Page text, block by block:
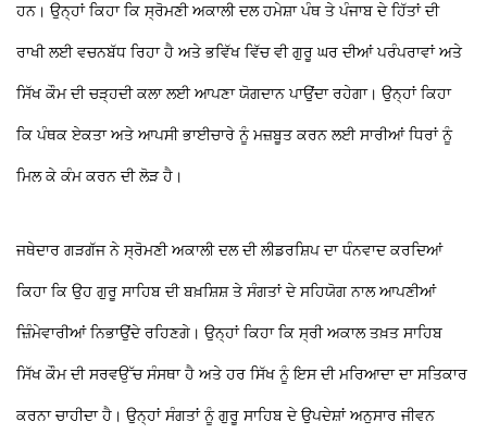
ਹਨ। ਉਨ੍ਹਾਂ ਕਿਹਾ ਕਿ ਸ੍ਰੋਮਣੀ ਅਕਾਲੀ ਦਲ ਹਮੇਸ਼ਾ ਪੰਥ ਤੇ ਪੰਜਾਬ ਦੇ ਹਿੱਤਾਂ ਦੀ
ਰਾਖੀ ਲਈ ਵਚਨਬੱਧ ਰਿਹਾ ਹੈ ਅਤੇ ਭਵਿੱਖ ਵਿੱਚ ਵੀ ਗੁਰੂ ਘਰ ਦੀਆਂ ਪਰੰਪਰਾਵਾਂ ਅਤੇ
ਸਿੱਖ ਕੌਮ ਦੀ ਚੜ੍ਹਦੀ ਕਲਾ ਲਈ ਆਪਣਾ ਯੋਗਦਾਨ ਪਾਉਂਦਾ ਰਹੇਗਾ। ਉਨ੍ਹਾਂ ਕਿਹਾ
ਕਿ ਪੰਥਕ ਏਕਤਾ ਅਤੇ ਆਪਸੀ ਭਾਈਚਾਰੇ ਨੂੰ ਮਜ਼ਬੂਤ ਕਰਨ ਲਈ ਸਾਰੀਆਂ ਧਿਰਾਂ ਨੂੰ
ਮਿਲ ਕੇ ਕੰਮ ਕਰਨ ਦੀ ਲੋੜ ਹੈ।
ਜਥੇਦਾਰ ਗੜਗੱਜ ਨੇ ਸ੍ਰੋਮਣੀ ਅਕਾਲੀ ਦਲ ਦੀ ਲੀਡਰਸ਼ਿਪ ਦਾ ਧੰਨਵਾਦ ਕਰਦਿਆਂ
ਕਿਹਾ ਕਿ ਉਹ ਗੁਰੂ ਸਾਹਿਬ ਦੀ ਬਖ਼ਸ਼ਿਸ਼ ਤੇ ਸੰਗਤਾਂ ਦੇ ਸਹਿਯੋਗ ਨਾਲ ਆਪਣੀਆਂ
ਜ਼ਿੰਮੇਵਾਰੀਆਂ ਨਿਭਾਉਂਦੇ ਰਹਿਣਗੇ। ਉਨ੍ਹਾਂ ਕਿਹਾ ਕਿ ਸ੍ਰੀ ਅਕਾਲ ਤਖ਼ਤ ਸਾਹਿਬ
ਸਿੱਖ ਕੌਮ ਦੀ ਸਰਵਉੱਚ ਸੰਸਥਾ ਹੈ ਅਤੇ ਹਰ ਸਿੱਖ ਨੂੰ ਇਸ ਦੀ ਮਰਿਆਦਾ ਦਾ ਸਤਿਕਾਰ
ਕਰਨਾ ਚਾਹੀਦਾ ਹੈ। ਉਨ੍ਹਾਂ ਸੰਗਤਾਂ ਨੂੰ ਗੁਰੂ ਸਾਹਿਬ ਦੇ ਉਪਦੇਸ਼ਾਂ ਅਨੁਸਾਰ ਜੀਵਨ